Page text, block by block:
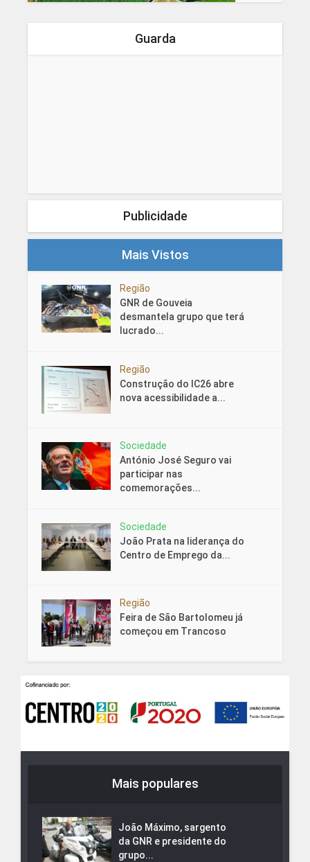
Guarda
Publicidade
Mais Vistos
Região
GNR de Gouveia
desmantela grupo que terá
lucrado...
Região
Construção do IC26 abre
nova acessibilidade a...
Sociedade
António José Seguro vai
participar nas
comemorações...
Sociedade
João Prata na liderança do
Centro de Emprego da...
Região
Feira de São Bartolomeu já
começou em Trancoso
Mais populares
João Máximo, sargento
da GNR e presidente do
grupo...